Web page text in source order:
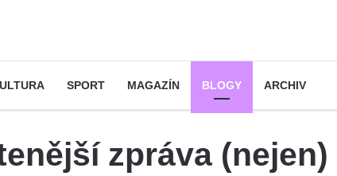
SPORT MAGAZÍN BLOGY ARCHIV
zpráva